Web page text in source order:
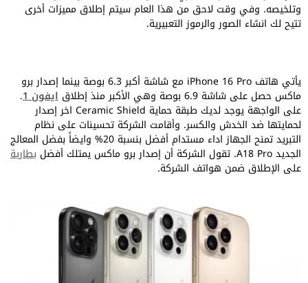
وتلخيصه. وفي وقت لاحق من هذا العام سيتم إطلاق مميزات أخرى
تتيح لك انشاء الصور والرموز التعبيرية.
يأتي هاتف iPhone 16 Pro مع شاشة أكبر 6.3 بوصة بينما إصدار برو
ماكس حصل على شاشة 6.9 بوصة وهي الأكبر منذ إطلاق ايفون 1 .
على الواجهة يوجد لديك طبقة حماية Ceramic Shield اخر إصدار
لحمايتها ضد الخدش والكسر. وأقامت الشركة تحسينات على نظام
التبريد تمنح الجهاز اداء مستدام أفضل بنسبة 20% وايضاً بفضل المعالج
الجديد A18 Pro. تقول الشركة أن إصدار برو ماكس يمتلك أفضل بطارية
على الإطلاق ضمن هواتف الشركة.